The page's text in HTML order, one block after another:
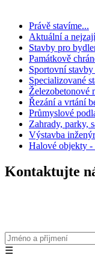
Právě stavíme...
Aktuální a
Stavby pro
Památkově
Sportovní stavby
Specializované
Železobetonové
Řezání a vrtání
Průmyslové
Zahrady, parky,
Výstavba
Halové objekty -
Kontaktujte
☰